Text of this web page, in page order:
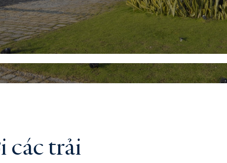
Gallery
Tour Du Lịch Xứ Nẫu
LẬP, P. TUY HÒA, ĐẮK LẮK
các trải